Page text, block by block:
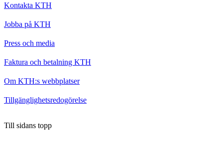
Kontakta KTH
Jobba på KTH
Press och media
Faktura och betalning KTH
Om KTH:s webbplatser
Tillgänglighetsredogörelse
Till sidans topp